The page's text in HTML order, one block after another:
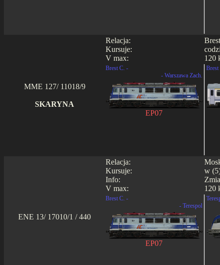
Relacja:
Kursuje:
V max:
120
MME 127/ 11018/9
SKARYNA
Brest C. -
- Warszawa Zach.
EP07
Relacja:
Kursuje:
Info:
V max:
w
120
ENE 13/ 17010/1 / 440
Brest C. -
- Terespol
EP07